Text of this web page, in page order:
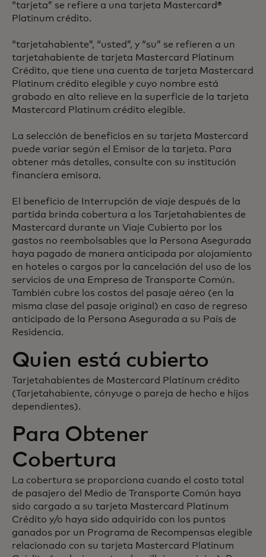
“tarjeta” se refiere a una tarjeta Mastercard®
Platinum crédito.
“tarjetahabiente”, “usted”, y “su” se refieren a un
tarjetahabiente de tarjeta Mastercard Platinum
Crédito, que tiene una cuenta de tarjeta Mastercard
Platinum crédito elegible y cuyo nombre está
grabado en alto relieve en la superficie de la tarjeta
Mastercard Platinum crédito elegible.
La selección de beneficios en su tarjeta Mastercard
puede variar según el Emisor de la tarjeta. Para
obtener más detalles, consulte con su institución
financiera emisora.
El beneficio de Interrupción de viaje después de la
partida brinda cobertura a los Tarjetahabientes de
Mastercard durante un Viaje Cubierto por los
gastos no reembolsables que la Persona Asegurada
haya pagado de manera anticipada por alojamiento
en hoteles o cargos por la cancelación del uso de los
servicios de una Empresa de Transporte Común.
También cubre los costos del pasaje aéreo (en la
misma clase del pasaje original) en caso de regreso
anticipado de la Persona Asegurada a su País de
Residencia.
Quien está cubierto
Tarjetahabientes de Mastercard Platinum crédito
(Tarjetahabiente, cónyuge o pareja de hecho e hijos
dependientes).
Para Obtener
Cobertura
La cobertura se proporciona cuando el costo total
de pasajero del Medio de Transporte Común haya
sido cargado a su tarjeta Mastercard Platinum
Crédito y/o haya sido adquirido con los puntos
ganados por un Programa de Recompensas elegible
relacionado con su tarjeta Mastercard Platinum